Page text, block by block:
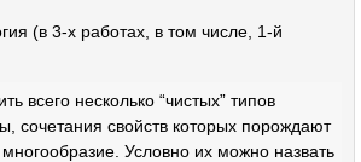
(в 3-х работах, в том числе, 1-й
всего несколько “чистых” типов
сочетания свойств которых порождают
Условно их можно назвать